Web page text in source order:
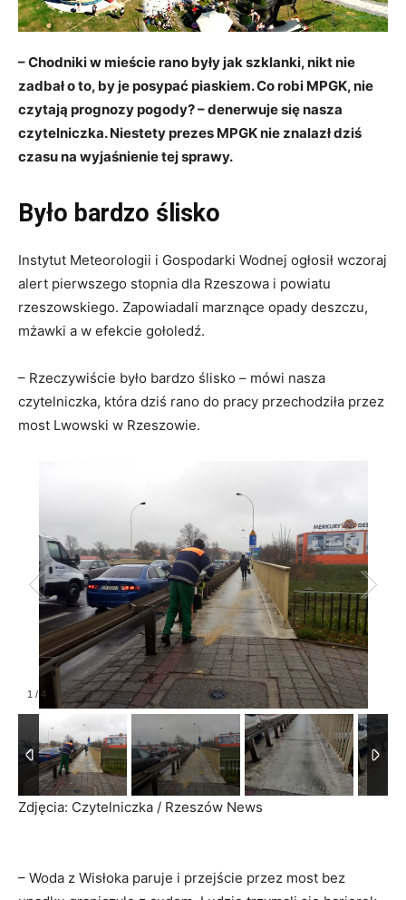
– Chodniki w mieście rano były jak szklanki, nikt nie
zadbał o to, by je posypać piaskiem. Co robi MPGK, nie
czytają prognozy pogody? – denerwuje się nasza
czytelniczka. Niestety prezes MPGK nie znalazł dziś
czasu na wyjaśnienie tej sprawy.
Było bardzo ślisko
Instytut Meteorologii i Gospodarki Wodnej ogłosił wczoraj
alert pierwszego stopnia dla Rzeszowa i powiatu
rzeszowskiego. Zapowiadali marznące opady deszczu,
mżawki a w efekcie gołoledź.
– Rzeczywiście było bardzo ślisko – mówi nasza
czytelniczka, która dziś rano do pracy przechodziła przez
most Lwowski w Rzeszowie.
1 / 4
Zdjęcia: Czytelniczka / Rzeszów News
– Woda z Wisłoka paruje i przejście przez most bez